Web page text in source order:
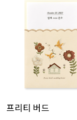
프리티 버드